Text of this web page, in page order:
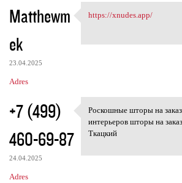
Matthewm
ek
23.04.2025
Adres
https://xnudes.app/
https://xnudes.app/
+7 (499)
460-69-87
24.04.2025
Adres
Роскошные шторы
Роскошные шторы на
интерьеров шторы на
Ткацкий